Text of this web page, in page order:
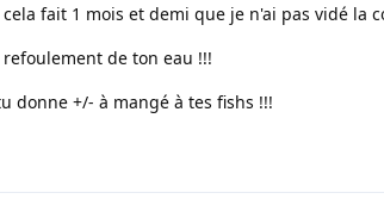
fait 1 mois et demi que je n'ai pas vidé la
de ton eau !!!
donne +/- à mangé à tes fishs !!!